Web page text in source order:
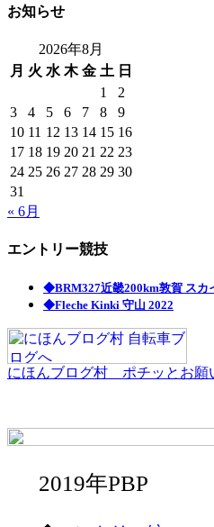
お知らせ
2026年8月
月 火 水 木 金 土 日
1
2
3
4 5 6 7 8
9
10 11 12 13 14 15 16
17 18 19 20 21 22 23
24 25 26 27 28 29 30
31
« 6月
エントリー競技
◆BRM327近畿200km敦賀 スカ
◆Fleche Kinki 守山 2022
にほんブログ村 ポチッとお願
2019年PBP